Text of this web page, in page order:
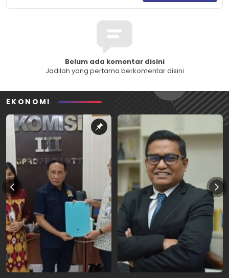
Belum ada komentar disini
Jadilah yang pertama berkomentar disini
EKONOMI